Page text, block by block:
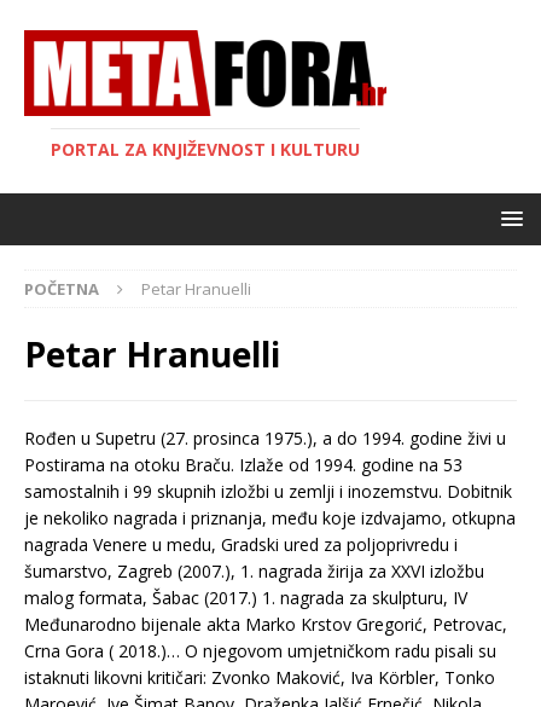
PORTAL ZA KNJIŽEVNOST I KULTURU
POČETNA Petar Hranuelli
Petar Hranuelli
Rođen u Supetru (27. prosinca 1975.), a do 1994. godine živi u
Postirama na otoku Braču. Izlaže od 1994. godine na 53
samostalnih i 99 skupnih izložbi u zemlji i inozemstvu. Dobitnik
je nekoliko nagrada i priznanja, među koje izdvajamo, otkupna
nagrada Venere u medu, Gradski ured za poljoprivredu i
šumarstvo, Zagreb (2007.), 1. nagrada žirija za XXVI izložbu
malog formata, Šabac (2017.) 1. nagrada za skulpturu, IV
Međunarodno bijenale akta Marko Krstov Gregorić, Petrovac,
Crna Gora ( 2018.)… O njegovom umjetničkom radu pisali su
istaknuti likovni kritičari: Zvonko Maković, Iva Körbler, Tonko